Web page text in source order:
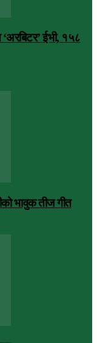
‘अरबिटर’ ईभी, १५८
भावुक तीज गीत